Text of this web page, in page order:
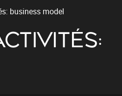
business model